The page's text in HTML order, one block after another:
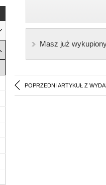
Masz już
POPRZEDNI ARTYKUŁ Z